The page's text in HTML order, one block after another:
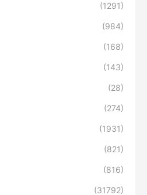
(1291)
(984)
(168)
(143)
(28)
(274)
(1931)
(821)
(816)
(31792)